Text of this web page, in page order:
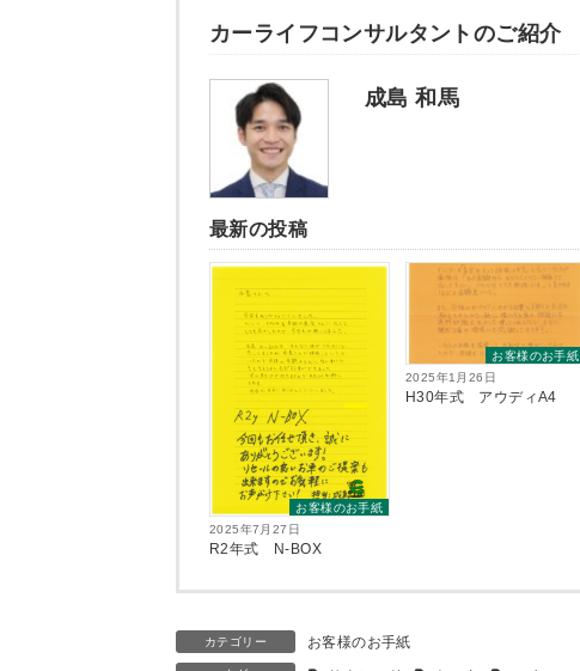
カーライフコンサルタントのご紹介
成島 和馬
最新の投稿
お客様のお手紙
2025年7月27日
R2年式 N-BOX
お客様のお手紙
2025年1月26日
H30年式 アウディA4
カテゴリー お客様のお手紙